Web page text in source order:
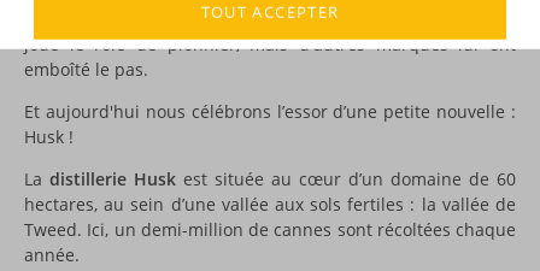
rhum australien! La marque
joué le rôle de pionnier, mais d'autres marques lui ont
emboîté le pas.
Et aujourd'hui nous célébrons l’essor d’une petite nouvelle :
Husk !
La distillerie Husk est située au cœur d’un domaine de 60
hectares, au sein d’une vallée aux sols fertiles : la vallée de
Tweed. Ici, un demi-million de cannes sont récoltées chaque
année.
TOUT ACCEPTER